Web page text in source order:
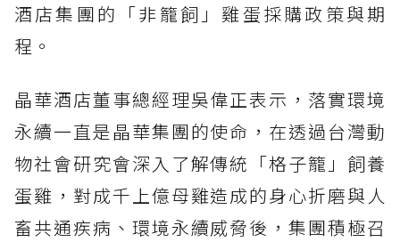
酒店集團的「非籠飼」雞蛋採購政策與期
程。
晶華酒店董事總經理吳偉正表示，落實環境
永續一直是晶華集團的使命，在透過台灣動
物社會研究會深入了解傳統「格子籠」飼養
蛋雞，對成千上億母雞造成的身心折磨與人
畜共通疾病、環境永續威脅後，集團積極召